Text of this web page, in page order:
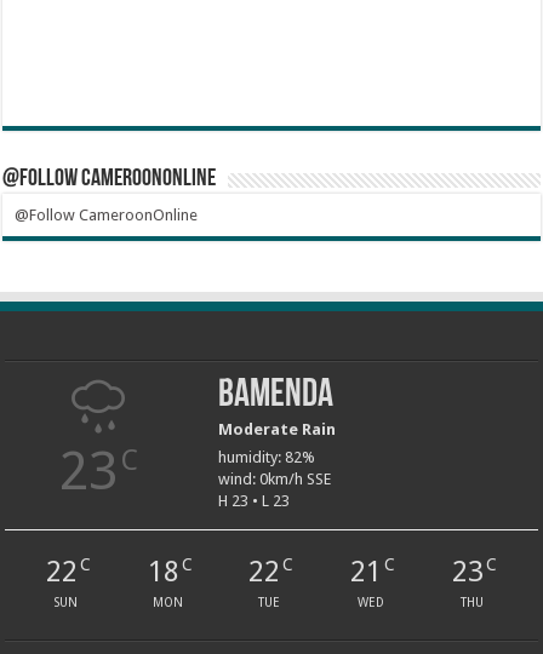
@Follow CameroonOnline
@Follow CameroonOnline
23 C
Bamenda
Moderate Rain
humidity: 82%
wind: 0km/h SSE
H 23 • L 23
22 C
SUN
18 C
MON
22 C
TUE
21 C
WED
23C
THU